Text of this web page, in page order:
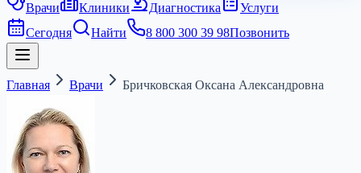
Врачи
Клиники Диагностика
Услуги
Сегодня
Найти 8 800 300 39 98Позвонить
Главная Врачи Бричковская Оксана Александровна